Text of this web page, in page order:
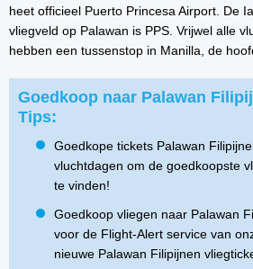
heet officieel Puerto Princesa Airport. De
vliegveld op Palawan is PPS. Vrijwel alle
hebben een tussenstop in Manilla, de
Goedkoop naar Palawan
Tips:
Goedkope tickets Palawan
vluchtdagen om de goedkoopste
te vinden!
Goedkoop vliegen naar Palawan
voor de Flight-Alert service van
nieuwe Palawan Filipijnen